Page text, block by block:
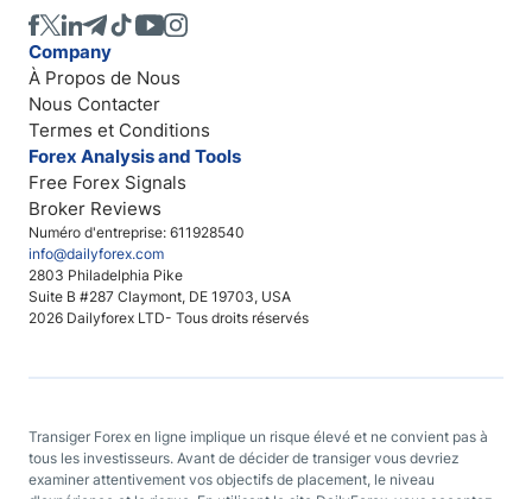
Numéro d'entreprise: 611928540
info@dailyforex.com
2803 Philadelphia Pike
Suite B #287 Claymont, DE 19703, USA
2026 Dailyforex LTD- Tous droits réservés
Company
À Propos de Nous
Nous Contacter
Termes et Conditions
Forex Analysis and Tools
Free Forex Signals
Broker Reviews
Transiger Forex en ligne implique un risque élevé et ne convient pas à
tous les investisseurs. Avant de décider de transiger vous devriez
examiner attentivement vos objectifs de placement, le niveau